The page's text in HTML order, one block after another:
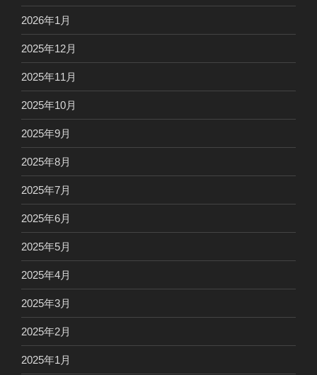
2026年1月
2025年12月
2025年11月
2025年10月
2025年9月
2025年8月
2025年7月
2025年6月
2025年5月
2025年4月
2025年3月
2025年2月
2025年1月